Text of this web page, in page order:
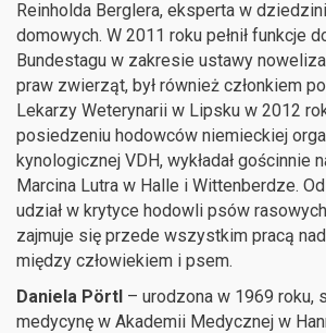
Reinholda Berglera, eksperta w
domowych. W 2011 roku pełnił funkcje
Bundestagu w zakresie ustawy
praw zwierząt, był również członkiem
Lekarzy Weterynarii w Lipsku w 2012
posiedzeniu hodowców niemieckiej
kynologicznej VDH, wykładał gościnnie
Marcina Lutra w Halle i Wittenberdze.
udział w krytyce hodowli psów
zajmuje się przede wszystkim pracą
między człowiekiem i psem.
Daniela Pörtl – urodzona w 1969 roku,
medycynę w Akademii Medycznej w